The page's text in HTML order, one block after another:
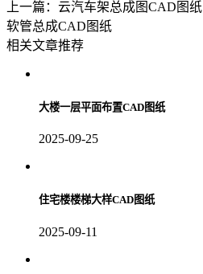
上一篇：云汽车架总成图CAD图纸
软管总成CAD图纸
相关文章推荐
大楼一层平面布置CAD图纸
2025-09-25
住宅楼楼梯大样CAD图纸
2025-09-11